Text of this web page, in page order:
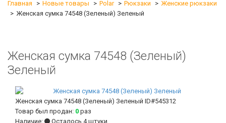
Главная Новые товары Polar Рюкзаки
Женские рюкзаки
Женская сумка 74548 (Зеленый) Зеленый
Женская сумка 74548 (Зеленый)
Зеленый
Женская сумка 74548 (Зеленый) Зеленый ID#545312
Товар был продан: 0 раз
Наличие:
Осталось 4 штуки